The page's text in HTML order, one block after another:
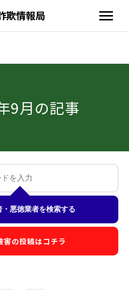
欺情報局
9月の記事
・悪徳業者を検索する
害の投稿はコチラ